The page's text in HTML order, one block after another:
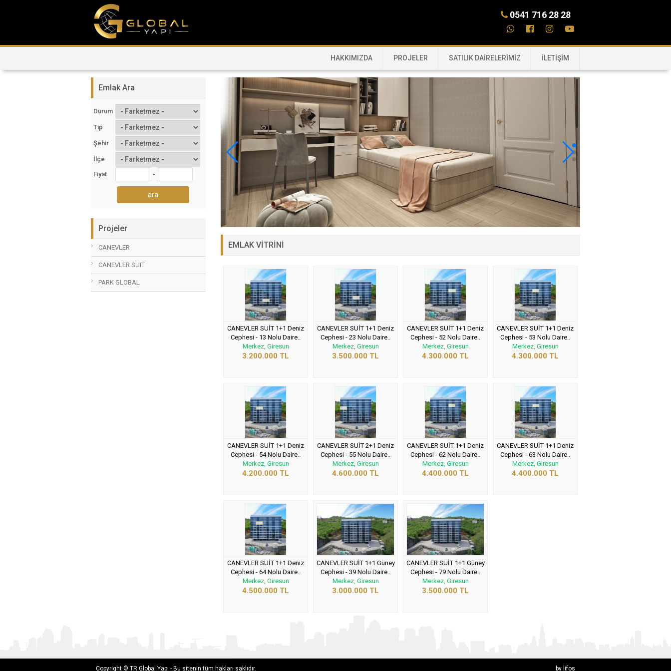
0541 716 28 28
HAKKIMIZDA PROJELER SATILIK DAİRELERİMİZ İLETİŞİM
Emlak Ara
Durum
Tip
Şehir
İlçe
Fiyat
-
Projeler
CANEVLER
CANEVLER SUIT
PARK GLOBAL
EMLAK VİTRİNİ
CANEVLER SUİT 1+1 Deniz
Cephesi - 13 Nolu Daire..
Merkez, Giresun
3.200.000 TL
CANEVLER SUİT 1+1 Deniz
Cephesi - 23 Nolu Daire..
Merkez, Giresun
3.500.000 TL
CANEVLER SUİT 1+1 Deniz
Cephesi - 52 Nolu Daire..
Merkez, Giresun
4.300.000 TL
CANEVLER SUİT 1+1 Deniz
Cephesi - 53 Nolu Daire..
Merkez, Giresun
4.300.000 TL
CANEVLER SUİT 1+1 Deniz
Cephesi - 54 Nolu Daire..
Merkez, Giresun
4.200.000 TL
CANEVLER SUİT 2+1 Deniz
Cephesi - 55 Nolu Daire..
Merkez, Giresun
4.600.000 TL
CANEVLER SUİT 1+1 Deniz
Cephesi - 62 Nolu Daire..
Merkez, Giresun
4.400.000 TL
CANEVLER SUİT 1+1 Deniz
Cephesi - 63 Nolu Daire..
Merkez, Giresun
4.400.000 TL
CANEVLER SUİT 1+1 Deniz
Cephesi - 64 Nolu Daire..
Merkez, Giresun
4.500.000 TL
CANEVLER SUİT 1+1 Güney
Cephesi - 39 Nolu Daire..
Merkez, Giresun
3.000.000 TL
CANEVLER SUİT 1+1 Güney
Cephesi - 79 Nolu Daire..
Merkez, Giresun
3.500.000 TL
Copyright © TR Global Yapı - Bu sitenin tüm hakları saklıdır. by lifos